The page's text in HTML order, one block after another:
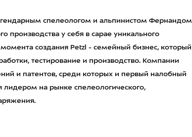
спелеологом и альпинистом Фернандом
производства у себя в сарае уникального
создания Petzl - семейный бизнес, который
тестирование и производство. Компании
и патентов, среди которых и первый налобный
лидером на рынке спелеологического,